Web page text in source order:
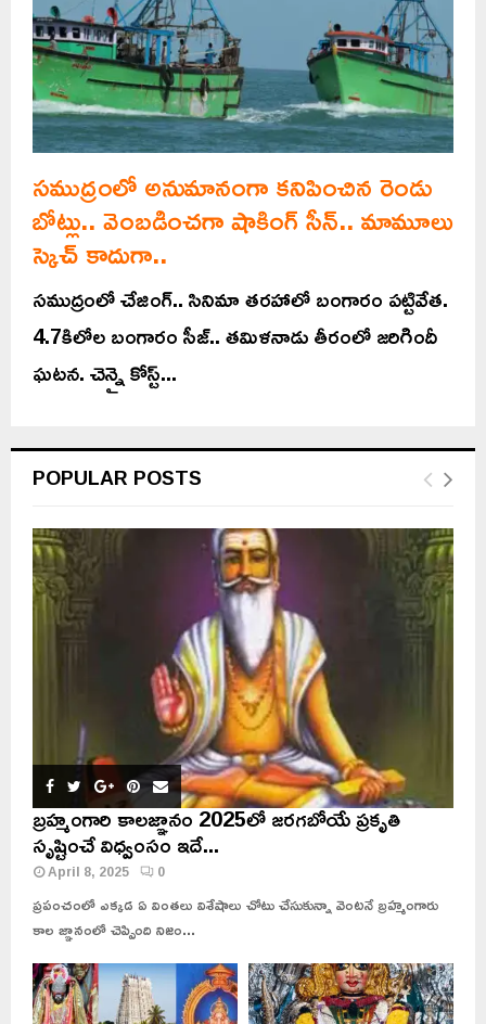
సముద్రంలో అనుమానంగా కనిపించిన రెండు
బోట్లు.. వెంబడించగా షాకింగ్ సీన్.. మామూలు
స్కెచ్ కాదుగా..
సముద్రంలో చేజింగ్.. సినిమా తరహాలో బంగారం పట్టివేత.
4.7కిలోల బంగారం సీజ్.. తమిళనాడు తీరంలో జరిగిందీ
ఘటన. చెన్నై కోస్ట్...
POPULAR POSTS
బ్రహ్మంగారి కాలజ్ఞానం 2025లో జరగబోయే ప్రకృతి
సృష్టించే విధ్వంసం ఇదే...
April 8, 2025 0
ప్రపంచంలో ఎక్కడ ఏ వింతలు విశేషాలు చోటు చేసుకున్నా వెంటనే బ్రహ్మంగారు
కాల జ్ఞానంలో చెప్పింది నిజం...